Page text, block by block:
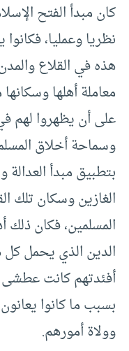
كان مبدأ الفتح
نظريا وعمليا،
هذه في القلاع
معاملة أهلها
على أن يظهروا لهم
وسماحة أخلاق
بتطبيق مبدأ العدالة
الغازين وسكان تلك
المسلمين، فكان
الدين الذي يحمل كل
أفئدتهم كانت عطشى
بسبب ما كانوا
وولاة أمورهم.